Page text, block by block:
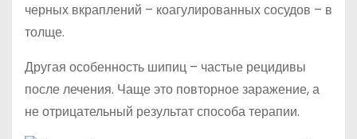
черных вкраплений – коагулированных сосудов – в
толще.
Другая особенность шипиц – частые рецидивы
после лечения. Чаще это повторное заражение, а
не отрицательный результат способа терапии.